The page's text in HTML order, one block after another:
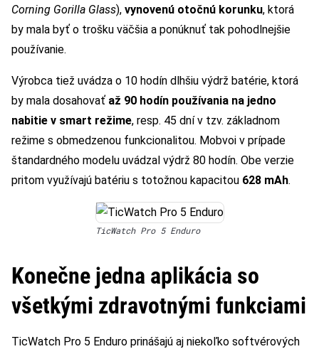
Corning Gorilla Glass), vynovenú otočnú korunku, ktorá
by mala byť o trošku väčšia a ponúknuť tak pohodlnejšie
používanie.
Výrobca tiež uvádza o 10 hodín dlhšiu výdrž batérie, ktorá
by mala dosahovať až 90 hodín používania na jedno
nabitie v smart režime, resp. 45 dní v tzv. základnom
režime s obmedzenou funkcionalitou. Mobvoi v prípade
štandardného modelu uvádzal výdrž 80 hodín. Obe verzie
pritom využívajú batériu s totožnou kapacitou 628 mAh.
TicWatch Pro 5 Enduro
Konečne jedna aplikácia so
všetkými zdravotnými funkciami
TicWatch Pro 5 Enduro prinášajú aj niekoľko softvérových